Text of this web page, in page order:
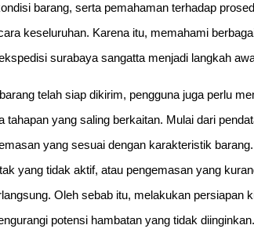
barang, serta pemahaman terhadap
keseluruhan. Karena itu, memahami
surabaya sangatta menjadi langkah
telah siap dikirim, pengguna juga perlu
tahapan yang saling berkaitan. Mulai dari
yang sesuai dengan karakteristik
yang tidak aktif, atau pengemasan yang
Oleh sebab itu, melakukan persiapan
potensi hambatan yang tidak diinginkan.